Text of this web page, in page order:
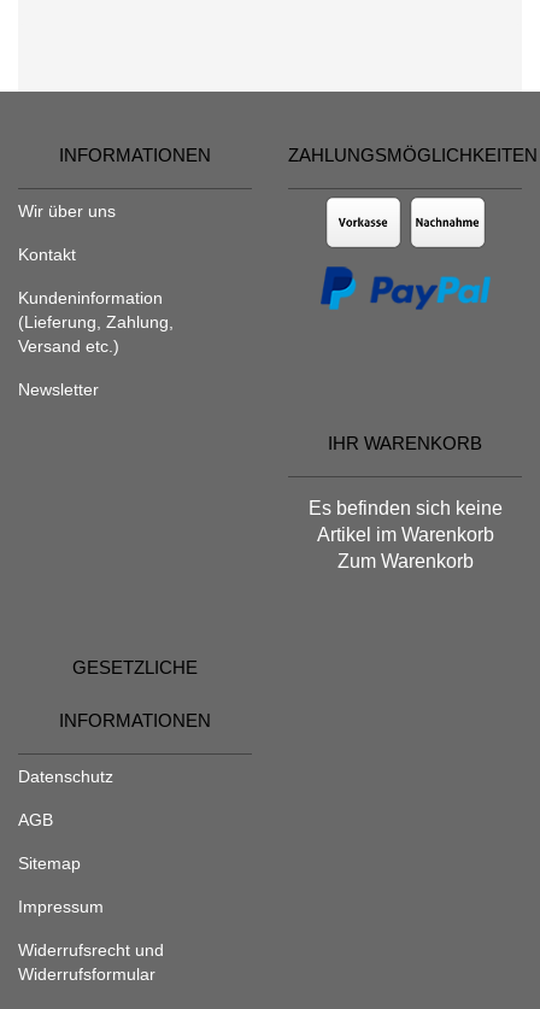
INFORMATIONEN
Wir über uns
Kontakt
Kundeninformation
(Lieferung, Zahlung,
Versand etc.)
Newsletter
ZAHLUNGSMÖGLICHKEITEN
IHR WARENKORB
Es befinden sich keine
Artikel im Warenkorb
Zum Warenkorb
GESETZLICHE
INFORMATIONEN
Datenschutz
AGB
Sitemap
Impressum
Widerrufsrecht und
Widerrufsformular